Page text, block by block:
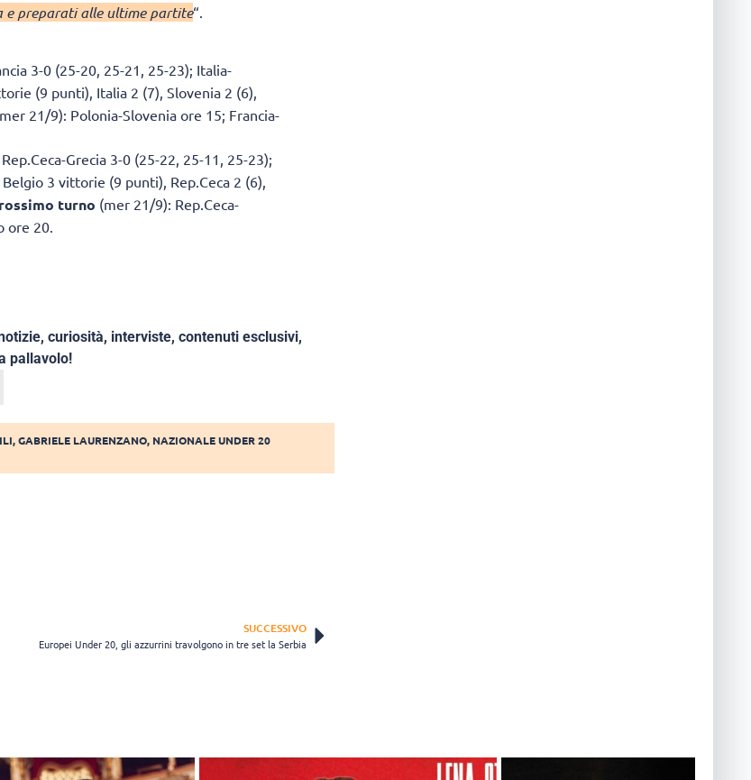
e preparati alle ultime partite“.
3-0 (25-20, 25-21, 25-23); Italia-
(9 punti), Italia 2 (7), Slovenia 2 (6),
21/9): Polonia-Slovenia ore 15; Francia-
Grecia 3-0 (25-22, 25-11, 25-23);
Belgio 3 vittorie (9 punti), Rep.Ceca 2 (6),
turno (mer 21/9): Rep.Ceca-
ore 20.
curiosità, interviste, contenuti esclusivi,
pallavolo!
,GABRIELE LAURENZANO, NAZIONALE UNDER 20
SUCCESSIVO
Europei Under 20, gli azzurrini travolgono in tre set la Serbia